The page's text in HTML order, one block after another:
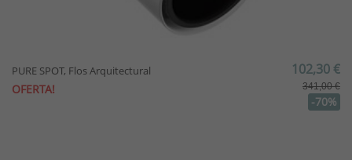
PURE SPOT, Flos Arquitectural
OFERTA!
102,30 €
341,00 €
-70%